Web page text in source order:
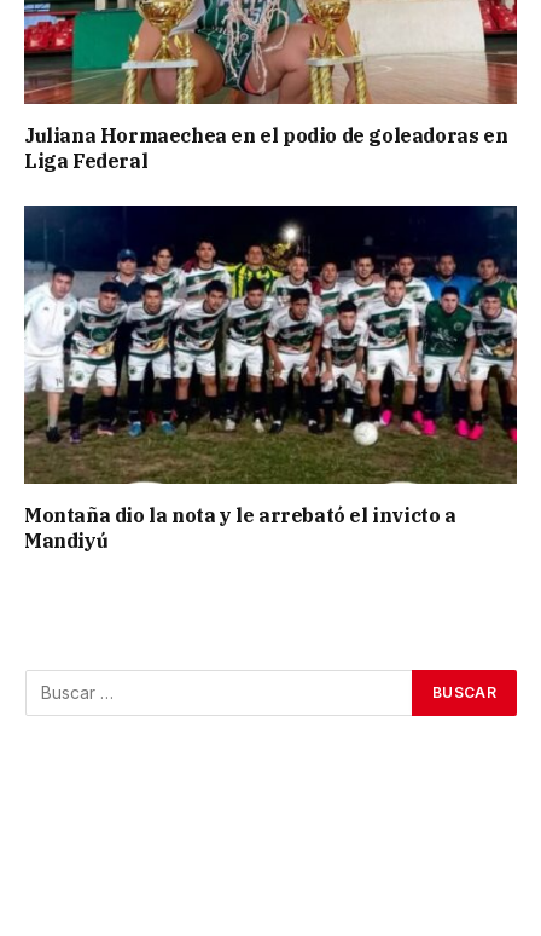
Juliana Hormaechea en el podio de goleadoras en
Liga Federal
Montaña dio la nota y le arrebató el invicto a
Mandiyú